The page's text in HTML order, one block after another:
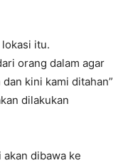
itu.
orang dalam agar
kini kami ditahan”
dilakukan
dibawa ke